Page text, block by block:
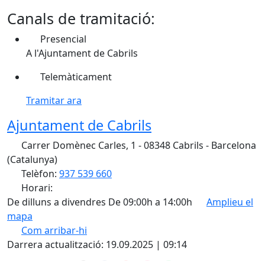
Canals de tramitació:
Presencial
A l'Ajuntament de Cabrils
Telemàticament
Tramitar ara
Ajuntament de Cabrils
Carrer Domènec Carles, 1 - 08348 Cabrils - Barcelona
(Catalunya)
Telèfon: 937 539 660
Horari:
De dilluns a divendres De 09:00h a 14:00h
Amplieu el
mapa
Com arribar-hi
+
Darrera actualització: 19.09.2025 | 09:14